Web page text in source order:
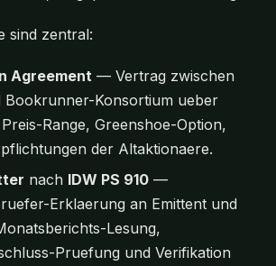
sind zentral:
Agreement — Vertrag zwischen
Bookrunner-Konsortium ueber
Range, Greenshoe-Option,
der Altaktionaere.
nach IDW PS 910 —
Erklaerung an Emittent und
Lesung,
Pruefung und Verifikation